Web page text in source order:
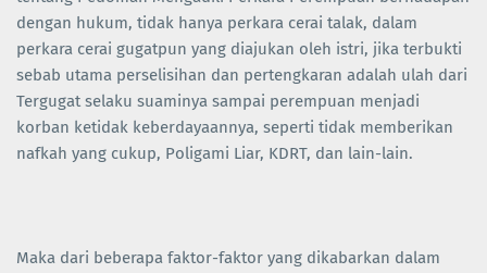
dengan hukum, tidak hanya perkara cerai talak, dalam
perkara cerai gugatpun yang diajukan oleh istri, jika terbukti
sebab utama perselisihan dan pertengkaran adalah ulah dari
Tergugat selaku suaminya sampai perempuan menjadi
korban ketidak keberdayaannya, seperti tidak memberikan
nafkah yang cukup, Poligami Liar, KDRT, dan lain-lain.
Maka dari beberapa faktor-faktor yang dikabarkan dalam